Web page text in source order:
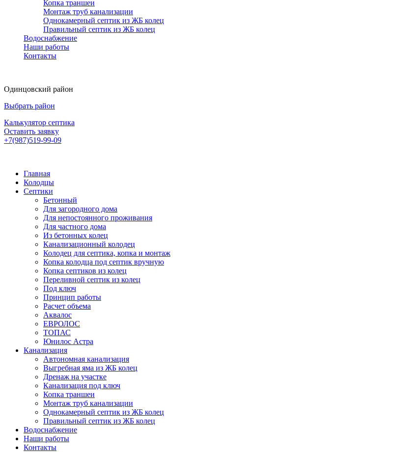
Копка траншеи
Монтаж труб канализации
Однокамерный септик из ЖБ колец
Правильный септик из ЖБ колец
Водоснабжение
Наши работы
Контакты
Одинцовский район
Выбрать район
Калькулятор септика
Оставить заявку
+7(987)519-99-09
Главная
Колодцы
Септики
Бетонный
Для загородного дома
Для непостоянного проживания
Для частного дома
Из бетонных колец
Канализационный колодец
Колодец для септика, копка и монтаж
Копка колодца под септик вручную
Копка септиков из колец
Переливной септик из колец
Под ключ
Принцип работы
Расчет объема
Аквалос
ЕВРОЛОС
ТОПАС
Юнилос Астра
Канализация
Автономная канализация
Выгребная яма из ЖБ колец
Дренаж на участке
Канализация под ключ
Копка траншеи
Монтаж труб канализации
Однокамерный септик из ЖБ колец
Правильный септик из ЖБ колец
Водоснабжение
Наши работы
Контакты